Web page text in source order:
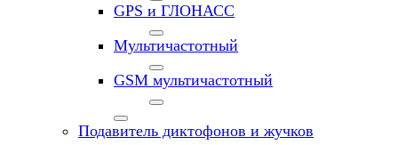
GPS и ГЛОНАСС
Мультичастотный
GSM мультичастотный
Подавитель диктофонов и жучков